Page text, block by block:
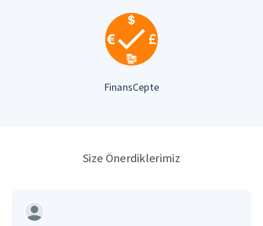
FinansCepte
Size Önerdiklerimiz